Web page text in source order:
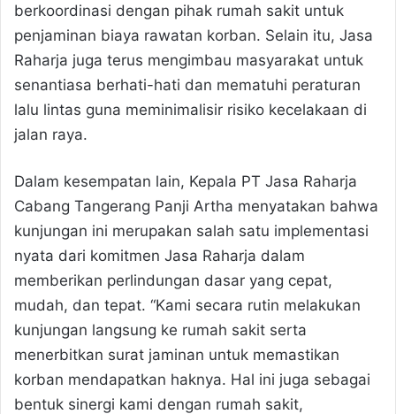
berkoordinasi dengan pihak rumah sakit untuk
penjaminan biaya rawatan korban. Selain itu, Jasa
Raharja juga terus mengimbau masyarakat untuk
senantiasa berhati-hati dan mematuhi peraturan
lalu lintas guna meminimalisir risiko kecelakaan di
jalan raya.
Dalam kesempatan lain, Kepala PT Jasa Raharja
Cabang Tangerang Panji Artha menyatakan bahwa
kunjungan ini merupakan salah satu implementasi
nyata dari komitmen Jasa Raharja dalam
memberikan perlindungan dasar yang cepat,
mudah, dan tepat. “Kami secara rutin melakukan
kunjungan langsung ke rumah sakit serta
menerbitkan surat jaminan untuk memastikan
korban mendapatkan haknya. Hal ini juga sebagai
bentuk sinergi kami dengan rumah sakit,